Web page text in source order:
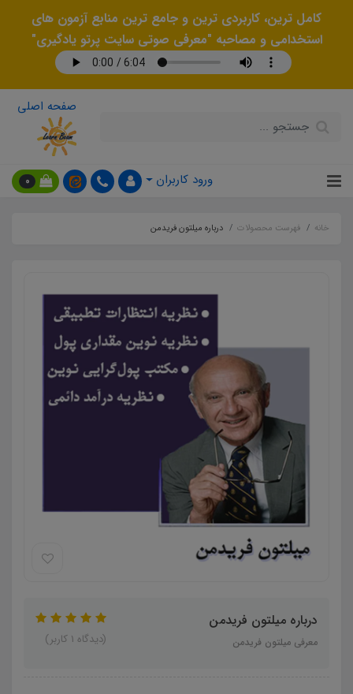
کامل ترین، کاربردی ترین و جامع ترین منابع آزمون های
استخدامی و مصاحبه "معرفی صوتی سایت پرتو یادگیری"
صفحه اصلی
ورود کاربران 0
خانه فهرست محصولات درباره میلتون فریدمن
درباره میلتون فریدمن
معرفی میلتون فریدمن (دیدگاه 1 کاربر)